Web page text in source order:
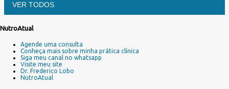
VER TODOS
NutroAtual
Agende uma consulta
Conheça mais sobre minha prática clínica
Siga meu canal no whatsapp
Visite meu site
Dr. Frederico Lobo
NutroAtual